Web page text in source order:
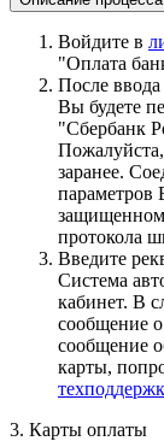
Войдите в
"Оплата
После
Вы будете
"Сбербанк
заранее.
параметров
защищенном
протокола
Введите
Система
кабинет. В
сообщение
сообщение
карты,
3. Карты оплаты